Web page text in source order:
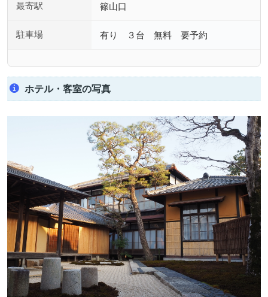
最寄駅 篠山口
駐車場 有り ３台 無料 要予約
ホテル・客室の写真